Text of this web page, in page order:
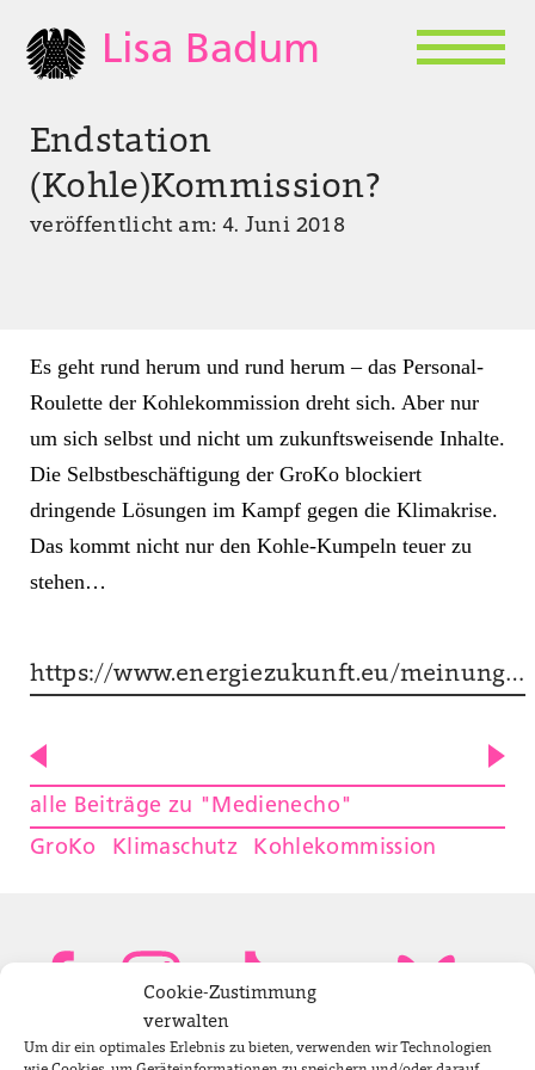
Cookie-Zustimmung
verwalten
Um dir ein optimales Erlebnis zu bieten, verwenden wir Technologien
Lisa Badum
Endstation
(Kohle)Kommission?
veröffentlicht am: 4. Juni 2018
Es geht rund herum und rund herum – das Personal-
Roulette der Kohle­kommission dreht sich. Aber nur
um sich selbst und nicht um zukunfts­weisende Inhalte.
Die Selbst­beschäftigung der GroKo blockiert
dringende Lösungen im Kampf gegen die Klimakrise.
Das kommt nicht nur den Kohle-Kumpeln teuer zu
stehen…
https://www.energiezukunft.eu/meinung…
alle Beiträge zu "Medienecho"
GroKo
Klimaschutz Kohlekommission